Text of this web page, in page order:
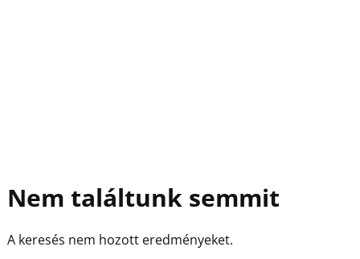
Nem találtunk semmit
A keresés nem hozott eredményeket.